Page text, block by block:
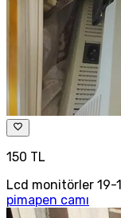
150 TL
Lcd monitörler 19-
pimapen camı